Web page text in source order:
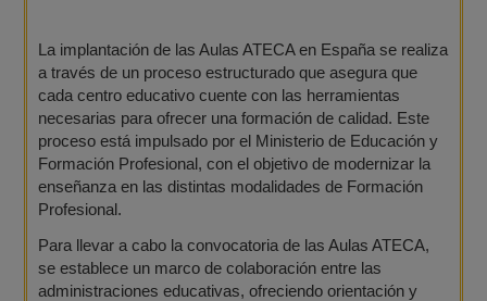
La implantación de las Aulas ATECA en España se realiza
a través de un proceso estructurado que asegura que
cada centro educativo cuente con las herramientas
necesarias para ofrecer una formación de calidad. Este
proceso está impulsado por el Ministerio de Educación y
Formación Profesional, con el objetivo de modernizar la
enseñanza en las distintas modalidades de Formación
Profesional.
Para llevar a cabo la convocatoria de las Aulas ATECA,
se establece un marco de colaboración entre las
administraciones educativas, ofreciendo orientación y